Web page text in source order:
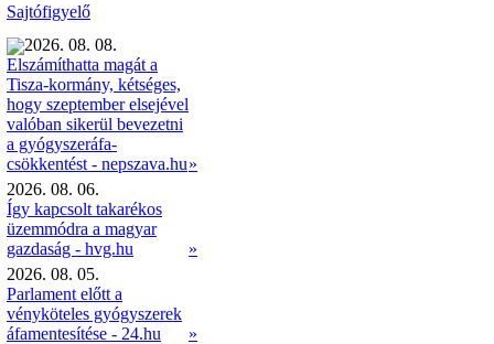
Sajtófigyelő
2026. 08. 08.
Elszámíthatta magát a
Tisza-kormány, kétséges,
hogy szeptember elsejével
valóban sikerül bevezetni
a gyógyszeráfa-
csökkentést - nepszava.hu»
2026. 08. 06.
Így kapcsolt takarékos
üzemmódra a magyar
gazdaság - hvg.hu
»
2026. 08. 05.
Parlament előtt a
vényköteles gyógyszerek
áfamentesítése - 24.hu
»